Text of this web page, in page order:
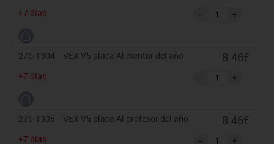
+7 días
276-1304
VEX V5 placa Al mentor del año
+7 días
8.46€
276-1305
VEX V5 placa Al profesor del año
+7 días
8.46€